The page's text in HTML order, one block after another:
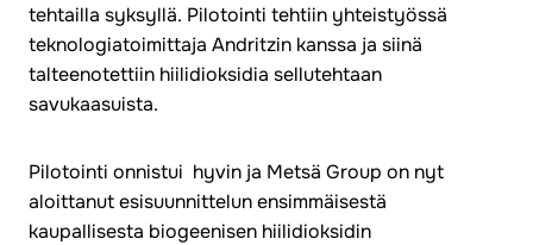
tehtailla syksyllä. Pilotointi tehtiin yhteistyössä
teknologiatoimittaja Andritzin kanssa ja siinä
talteenotettiin hiilidioksidia sellutehtaan
savukaasuista.
Pilotointi onnistui hyvin ja Metsä Group on nyt
aloittanut esisuunnittelun ensimmäisestä
kaupallisesta biogeenisen hiilidioksidin